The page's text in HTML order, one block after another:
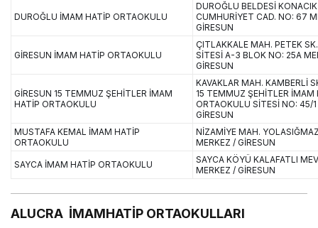
DUROĞLU İMAM HATİP ORTAOKULU
DUROĞLU BELDESİ
CUMHURİYET CAD. NO: 67
GİRESUN
GİRESUN İMAM HATİP ORTAOKULU
ÇITLAKKALE MAH. PETEK
SİTESİ A-3 BLOK NO: 25A
GİRESUN
GİRESUN 15 TEMMUZ ŞEHİTLER İMAM
HATİP ORTAOKULU
KAVAKLAR MAH. KAMBERLİ
15 TEMMUZ ŞEHİTLER İMAM
ORTAOKULU SİTESİ NO: 45/
GİRESUN
MUSTAFA KEMAL İMAM HATİP
ORTAOKULU
NİZAMİYE MAH.
MERKEZ / GİRESUN
SAYCA İMAM HATİP ORTAOKULU
SAYCA KÖYÜ KALAFATLI
MERKEZ / GİRESUN
ALUCRA İMAMHATİP ORTAOKULLARI